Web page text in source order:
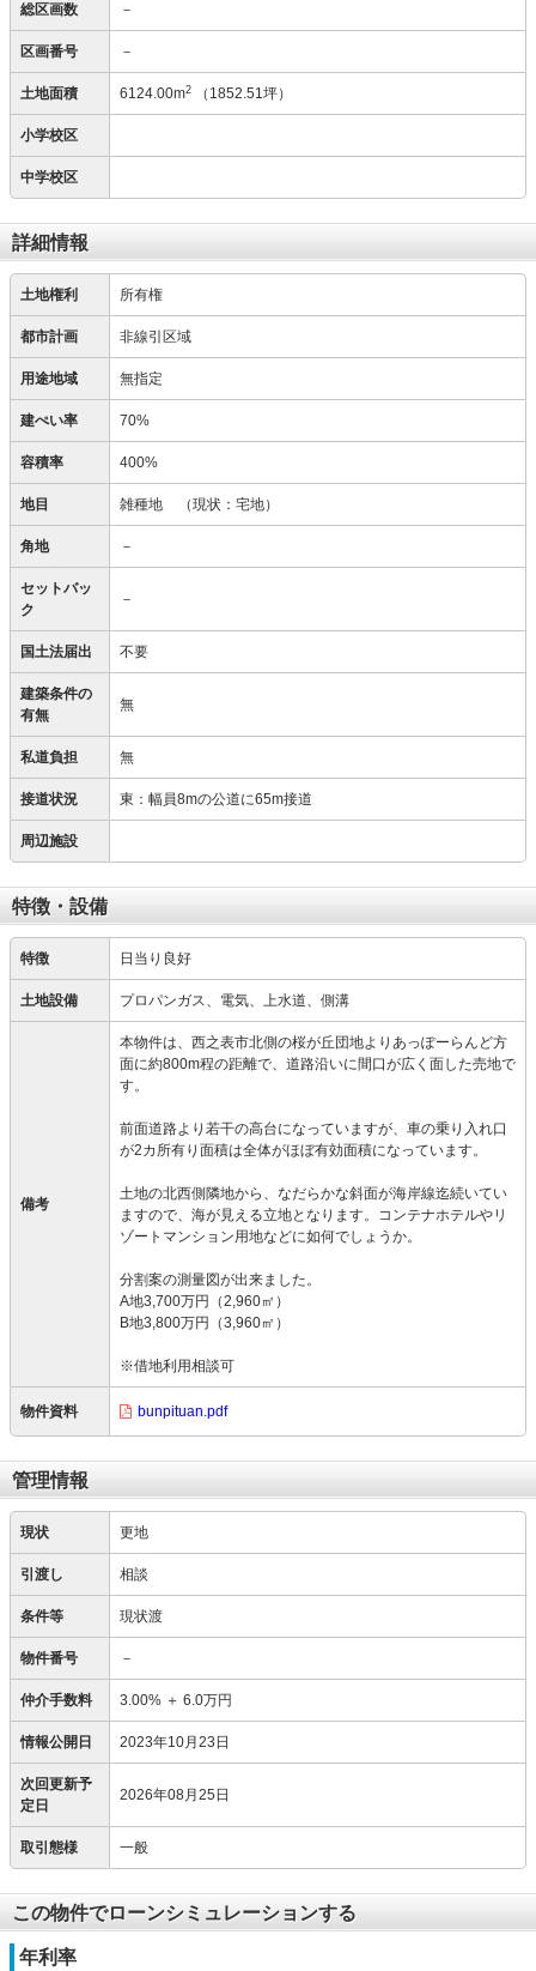
総区画数 －
区画番号 －
土地面積 6124.00m2 （1852.51坪）
小学校区
中学校区
詳細情報
土地権利 所有権
都市計画 非線引区域
用途地域 無指定
建ぺい率 70%
容積率 400%
地目 雑種地 （現状：宅地）
角地 －
セットバッ
ク
－
国土法届出 不要
建築条件の
有無
無
私道負担 無
接道状況 東：幅員8mの公道に65m接道
周辺施設
特徴・設備
特徴 日当り良好
土地設備 プロパンガス、電気、上水道、側溝
備考
本物件は、西之表市北側の桜が丘団地よりあっぽーらんど方
面に約800m程の距離で、道路沿いに間口が広く面した売地で
す。
前面道路より若干の高台になっていますが、車の乗り入れ口
が2カ所有り面積は全体がほぼ有効面積になっています。
土地の北西側隣地から、なだらかな斜面が海岸線迄続いてい
ますので、海が見える立地となります。コンテナホテルやリ
ゾートマンション用地などに如何でしょうか。
分割案の測量図が出来ました。
A地3,700万円（2,960㎡）
B地3,800万円（3,960㎡）
※借地利用相談可
物件資料 bunpituan.pdf
管理情報
現状 更地
引渡し 相談
条件等 現状渡
物件番号 －
仲介手数料 3.00% ＋ 6.0万円
情報公開日 2023年10月23日
次回更新予
定日
2026年08月25日
取引態様 一般
この物件でローンシミュレーションする
年利率